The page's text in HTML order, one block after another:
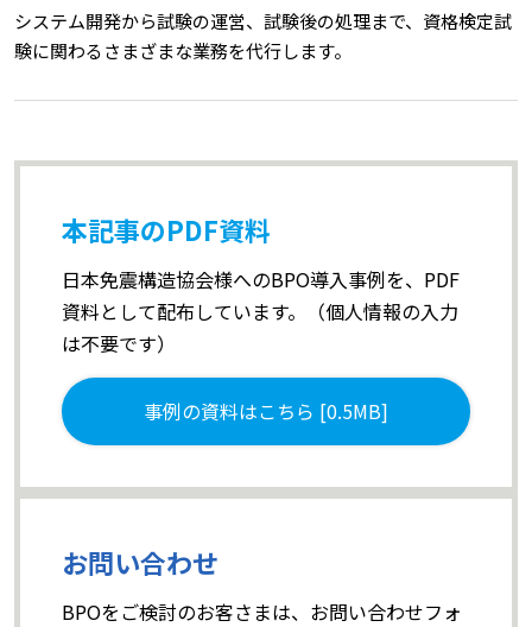
システム開発から試験の運営、試験後の処理まで、資格検定試
験に関わるさまざまな業務を代行します。
本記事のPDF資料
日本免震構造協会様へのBPO導入事例を、PDF
資料として配布しています。（個人情報の入力
は不要です）
事例の資料はこちら [0.5MB]
お問い合わせ
BPOをご検討のお客さまは、お問い合わせフォ